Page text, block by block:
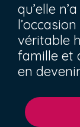
qu’elle
véritable
famille et
en